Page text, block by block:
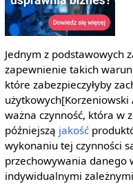
Jednym z podstawowych
zapewnienie takich
które zabezpieczyłyby
użytkowych[Korzeniowski
ważna czynność, która w
późniejszą jakość
wykonaniu tej czynności
przechowywania danego
indywidualnymi